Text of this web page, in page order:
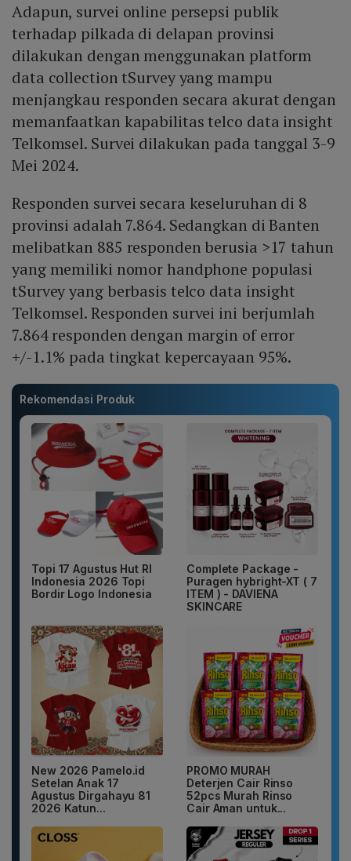
Adapun, survei online persepsi publik
terhadap pilkada di delapan provinsi
dilakukan dengan menggunakan platform
data collection tSurvey yang mampu
menjangkau responden secara akurat dengan
memanfaatkan kapabilitas telco data insight
Telkomsel. Survei dilakukan pada tanggal 3-9
Mei 2024.
Responden survei secara keseluruhan di 8
provinsi adalah 7.864. Sedangkan di Banten
melibatkan 885 responden berusia >17 tahun
yang memiliki nomor handphone populasi
tSurvey yang berbasis telco data insight
Telkomsel. Responden survei ini berjumlah
7.864 responden dengan margin of error
+/-1.1% pada tingkat kepercayaan 95%.
Rekomendasi Produk
Topi 17 Agustus Hut RI
Indonesia 2026 Topi
Bordir Logo Indonesia
Complete Package -
Puragen hybright-XT ( 7
ITEM ) - DAVIENA
SKINCARE
New 2026 Pamelo.id
Setelan Anak 17
Agustus Dirgahayu 81
2026 Katun...
PROMO MURAH
Deterjen Cair Rinso
52pcs Murah Rinso
Cair Aman untuk...